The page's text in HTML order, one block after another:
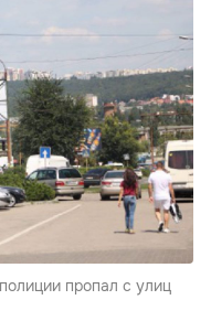
пропал с улиц